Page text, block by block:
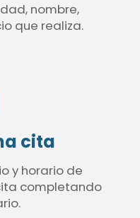
nombre,
que realiza.
cita
y horario de
completando